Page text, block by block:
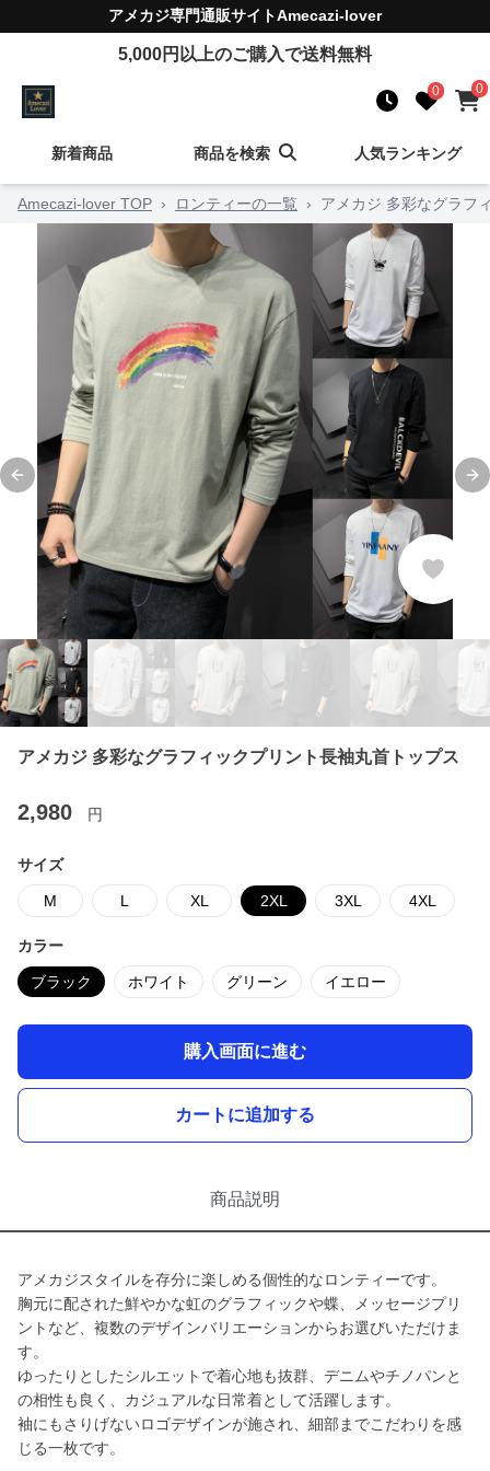
アメカジ専門通販サイトAmecazi-lover
5,000円以上のご購入で送料無料
0 0
新着商品 商品を検索 人気ランキング
Amecazi-lover TOP › ロンティーの一覧 › アメカジ 多彩なグラフ
Previous slide
アメカジ 多彩なグラフィックプリント長袖丸首トップス
2,980 円
サイズ
M L XL 2XL 3XL 4XL
カラー
ブラック ホワイト グリーン イエロー
購入画面に進む
カートに追加する
商品説明
アメカジスタイルを存分に楽しめる個性的なロンティーです。
胸元に配された鮮やかな虹のグラフィックや蝶、メッセージプリ
ントなど、複数のデザインバリエーションからお選びいただけま
す。
ゆったりとしたシルエットで着心地も抜群、デニムやチノパンと
の相性も良く、カジュアルな日常着として活躍します。
袖にもさりげないロゴデザインが施され、細部までこだわりを感
じる一枚です。